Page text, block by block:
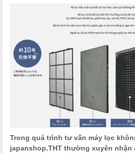
Trong quá trình tư vấn máy lọc
japanshop.THT thường xuyên